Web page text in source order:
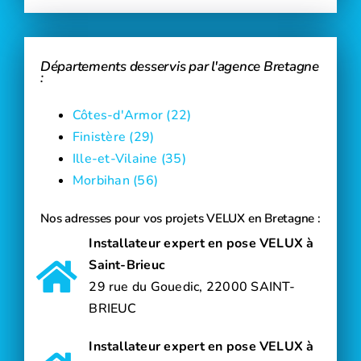
Départements desservis par l'agence Bretagne
:
Côtes-d'Armor (22)
Finistère (29)
Ille-et-Vilaine (35)
Morbihan (56)
Nos adresses pour vos projets VELUX en Bretagne :
Installateur expert en pose VELUX à
Saint-Brieuc
29 rue du Gouedic, 22000 SAINT-
BRIEUC
Installateur expert en pose VELUX à